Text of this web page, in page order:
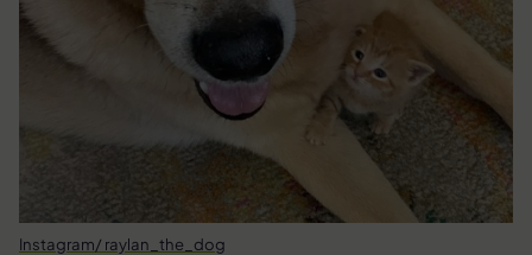
Instagram/ raylan_the_dog